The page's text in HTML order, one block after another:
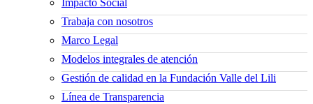
Trabaja con nosotros
Marco Legal
Modelos integrales de atención
Gestión de calidad en la Fundación Valle del Lili
Línea de Transparencia